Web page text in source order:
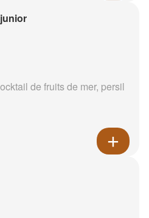
de fruits de mer, persil